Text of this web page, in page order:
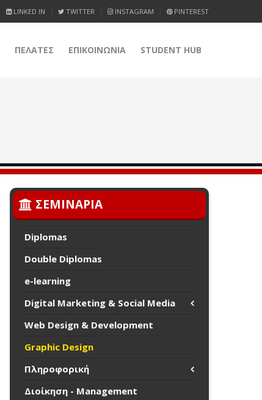
LINKED IN TWITTER INSTAGRAM PINTEREST
ΠΕΛΑΤΕΣ ΕΠΙΚΟΙΝΩΝΙΑ STUDENT HUB
ΣΕΜΙΝΑΡΙΑ
Diplomas
Double Diplomas
e-learning
Digital Marketing & Social Media
Web Design & Development
Graphic Design
Πληροφορική
Διοίκηση - Management